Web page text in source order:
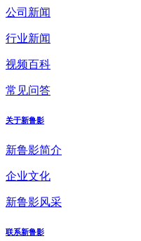
公司新闻
行业新闻
视频百科
常见问答
关于新鲁影
新鲁影简介
企业文化
新鲁影风采
联系新鲁影